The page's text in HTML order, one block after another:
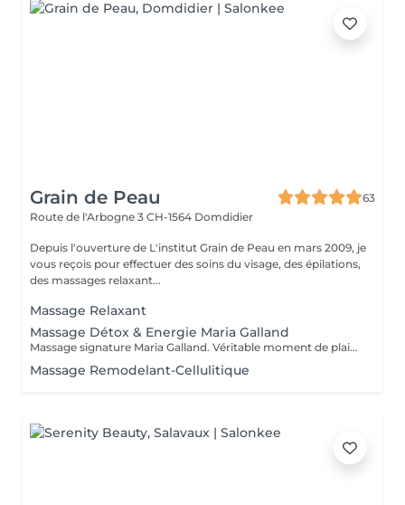
Grain de Peau
63
Route de l'Arbogne 3 CH-1564 Domdidier
Depuis l'ouverture de L'institut Grain de Peau en mars 2009, je
vous reçois pour effectuer des soins du visage, des épilations,
des massages relaxant...
Massage Relaxant
Massage Détox & Energie Maria Galland
Massage signature Maria Galland. Véritable moment de plaisir. Soulage les tensions et augmente le bien-être général, par de mouvements inspiré des meilleurs massages du monde.
Massage Remodelant-Cellulitique